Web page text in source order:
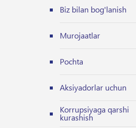
Biz bilan bog'lanish
Murojaatlar
Pochta
Aksiyadorlar uchun
Korrupsiyaga qarshi
kurashish